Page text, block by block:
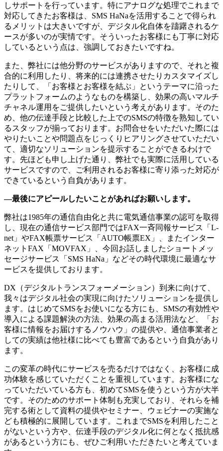
しサポートを行っています。特にアナログな処理でこれまで
対応してきたお客様は、SMS HaNaを活用することで得られ
るメリットは大きいですが、デジタル化自体を躊躇されるケ
ースが多いのが実情です。そういったお客様にも丁寧に対応
しているという点は、強調しておきたいですね。
また、弊社には他分野のサービスがありますので、それと複
合的に利用したり、将来的には連携させたりカスタマイズし
たりして、「お客様とお客様を結ぶ」というテーマに沿った
プラットフォームのようなものを構築し、効果の高いマルチ
チャネル運用をご提供したいという考えがあります。そのた
め、他の伝達手段と比較した上でのSMSの特徴を熟知してい
るスタッフが揃っております。お問合せをいただいた際には
やりたいことや問題点をじっくりヒアリングさせていただい
て、適切なソリューションを提示することができるわけで
す。先ほども申し上げた通り、弊社でも実際に活用している
サービスですので、ご利用されるお客様に寄り添った対応が
できているという自負があります。
―最後にアピールしたいことがあればお願いします。
弊社は1985年の通信自由化と共に電気通信事業の認可を取得
し、現在の通信サービス部門ではFAX一斉同報サービス「L-
net」やFAX帳票サービス「AUTO帳票EX」、またインター
ネットFAX「MOVFAX」、今回お話しましたショートメッ
セージサービス「SMS HaNa」などその時代環境に最適なサ
ービスを提供しております。
DX（デジタルトランスフォーメーション）到来に向けて、
我々はデジタル社会の実現に向けたソリューションを提供し
ます。はじめてSMSをお使いになる方にも、SMSの有効性や
導入による課題解決の方法、効果の高まる活用法など、「お
客様に情報をお届けするノウハウ」の提供や、通信事業者と
しての実績は他社様に比べても豊富であるという自負があり
ます。
この変革の時代にサービスを売るだけではなく、お客様に成
功体験を感じていただくことを重視しています。お客様にな
っていただいている方も、初めてSMSを使うという方が大半
です。そのためのサポート体制も充実しており、それらを補
完する術として資料の提供やセミナー、ウェビナーの実施な
ども積極的に展開しています。これまでSMSを利用したこと
がないという方や、伝達手段のデジタル化に何となく抵抗感
があるという方にも、ぜひご利用いただきたいと考えていま